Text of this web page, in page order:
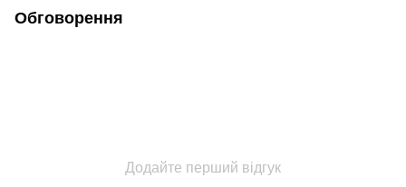
Обговорення
Додайте перший відгук